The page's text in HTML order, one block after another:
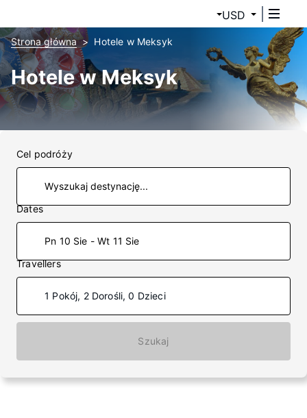
USD
Strona główna Hotele w Meksyk
Hotele w Meksyk
Cel podróży
Dates
Pn 10 Sie - Wt 11 Sie
Travellers
1 Pokój, 2 Dorośli, 0 Dzieci
Szukaj